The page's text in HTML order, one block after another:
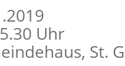
Uhr
St.